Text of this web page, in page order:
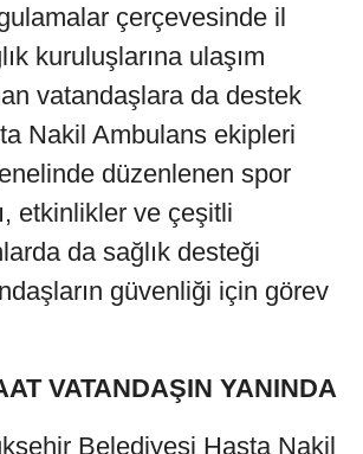
çerçevesinde il
kuruluşlarına ulaşım
vatandaşlara da destek
Nakil Ambulans ekipleri
düzenlenen spor
etkinlikler ve çeşitli
da sağlık desteği
güvenliği için görev
VATANDAŞIN YANINDA
Belediyesi Hasta Nakil